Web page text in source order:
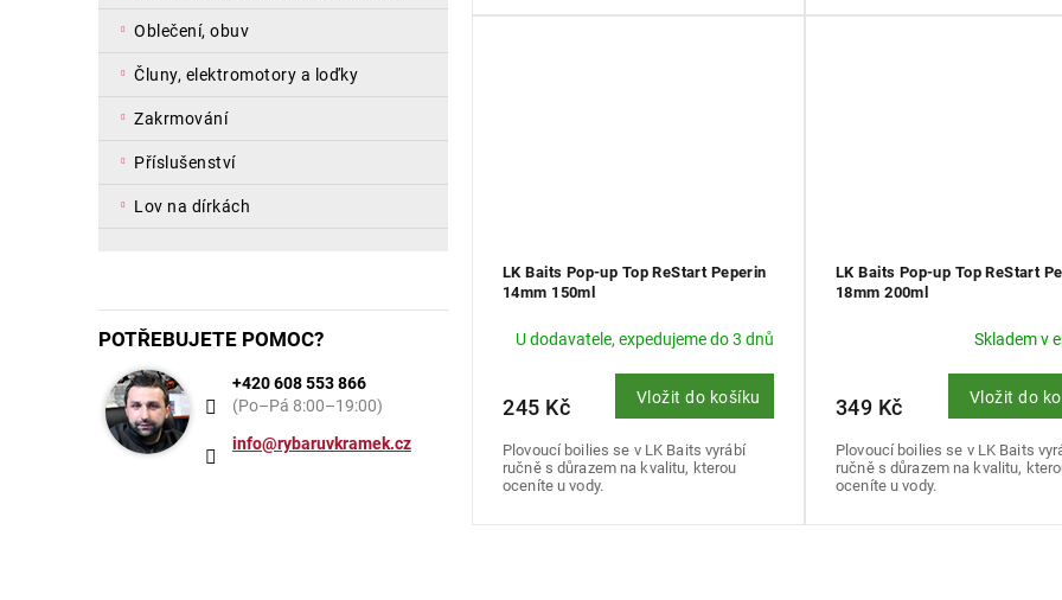
oblečení, obuv
čluny, elektromotory a loďky
zakrmování
příslušenství
lov na dírkách
POTŘEBUJETE POMOC?
+420 608 553 866
(Po–Pá 8:00–19:00)
info@rybaruvkramek.cz
LK Baits Pop-up Top ReStart Peperin
14mm 150ml
U dodavatele, expedujeme do 3 dnů
245 Kč Vložit do košíku
Plovoucí boilies se v LK Baits vyrábí
ručně s důrazem na kvalitu, kterou
oceníte u vody.
LK Baits Pop-up Top ReStart
18mm 200ml
Skladem v
349 Kč Vložit do
Plovoucí boilies se v LK Baits
ručně s důrazem na kvalitu,
oceníte u vody.